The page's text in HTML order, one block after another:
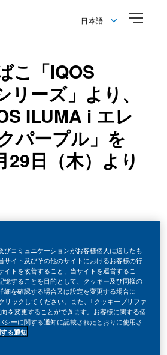
日本語
こ「IQOS
リーズ」より、
ILUMA i エレ
パープル」を
29日（木）より
びコミュニケーションがお客様個人に適したも
サイト及びその他のサイトにおけるお客様の行
イトを改善すること、当サイトを運営するこ
憶することを目的として、クッキー及び同様の
細を確認する場合又は設定を変更する場合に
リックしてください。また、｢クッキープリファ
を変更することができます。お客様に関する個
シーに関する通知に記載されたとおりに使用さ
る通知